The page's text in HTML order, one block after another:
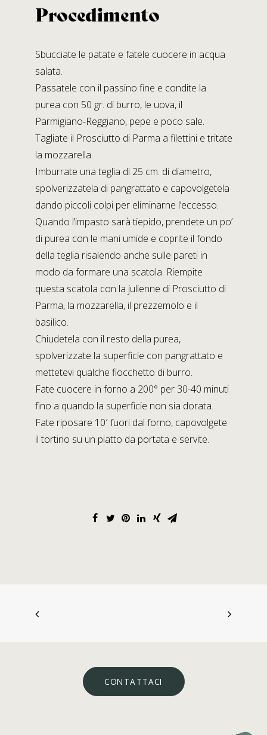
Procedimento
Sbucciate le patate e fatele cuocere in acqua
salata.
Passatele con il passino fine e condite la
purea con 50 gr. di burro, le uova, il
Parmigiano-Reggiano, pepe e poco sale.
Tagliate il Prosciutto di Parma a filettini e tritate
la mozzarella.
Imburrate una teglia di 25 cm. di diametro,
spolverizzatela di pangrattato e capovolgetela
dando piccoli colpi per eliminarne l’eccesso.
Quando l’impasto sarà tiepido, prendete un po’
di purea con le mani umide e coprite il fondo
della teglia risalendo anche sulle pareti in
modo da formare una scatola. Riempite
questa scatola con la julienne di Prosciutto di
Parma, la mozzarella, il prezzemolo e il
basilico.
Chiudetela con il resto della purea,
spolverizzate la superficie con pangrattato e
mettetevi qualche fiocchetto di burro.
Fate cuocere in forno a 200° per 30-40 minuti
fino a quando la superficie non sia dorata.
Fate riposare 10′ fuori dal forno, capovolgete
il tortino su un piatto da portata e servite.
CONTATTACI